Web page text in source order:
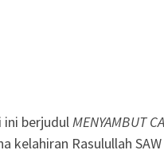
ini berjudulMENYAMBUT
kelahiran Rasulullah